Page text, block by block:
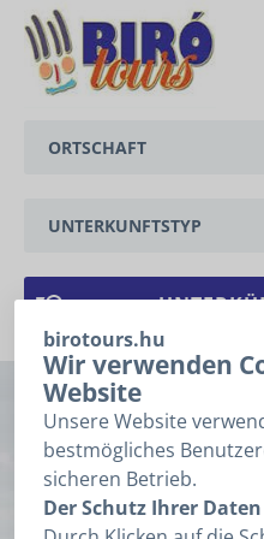
birotours.hu
Wir verwenden
Website
Unsere Website
bestmögliches
sicheren Betrieb.
Der Schutz Ihrer
ORTSCHAFT
GYENESDIÁS
HÉVÍZ
KESZTHELY
VONYARCVASHEGY
UNTERKUNFTSTYP
FERIENWOHNUNG
FERIENHAUS
Nr. 26 Ferienhaus
Farkas
Nr. 26 Ferienhaus
1
ANREISE
ABREISE*
Ich kenne das Datum